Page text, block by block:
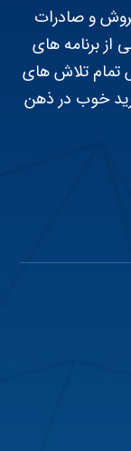
و صادرات
برنامه های
تمام تلاش های
خوب در ذهن